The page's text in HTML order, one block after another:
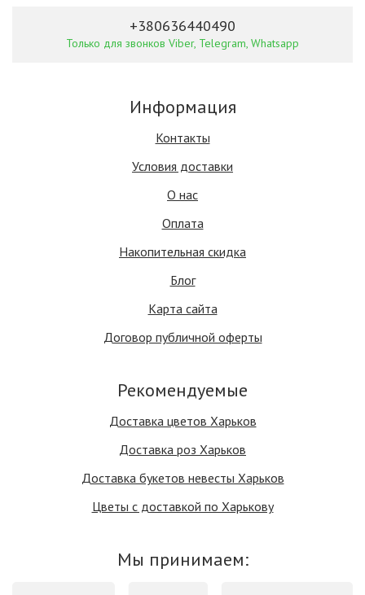
+380636440490
Только для звонков Viber, Telegram, Whatsapp
Информация
Контакты
Условия доставки
О нас
Оплата
Накопительная скидка
Блог
Карта сайта
Договор публичной оферты
Рекомендуемые
Доставка цветов Харьков
Доставка роз Харьков
Доставка букетов невесты Харьков
Цветы с доставкой по Харькову
Мы принимаем: